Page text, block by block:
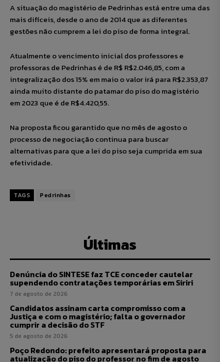
A situação do magistério de Pedrinhas está entre uma das
mais difíceis, desde o ano de 2014 que as diferentes
gestões não cumprem a lei do piso de forma integral.
Atualmente o vencimento inicial dos professores e
professoras de Pedrinhas é de R$ R$2.046,85, com a
integralização dos 15% em maio o valor irá para R$2.353,87
ainda muito distante do patamar do piso do magistério
em 2023 que é de R$4.420,55.
Na proposta ficou garantido que no mês de agosto o
processo de negociação continua para buscar
alternativas para que a lei do piso seja cumprida em sua
efetividade.
TAGS Pedrinhas
Últimas
Denúncia do SINTESE faz TCE conceder cautelar
supendendo contratações temporárias em Siriri
7 de agosto de 2026
Candidatos assinam carta compromisso com a
Justiça e com o magistério; falta o governador
cumprir a decisão do STF
5 de agosto de 2026
Poço Redondo: prefeito apresentará proposta para
atualização do piso do professor no fim de agosto